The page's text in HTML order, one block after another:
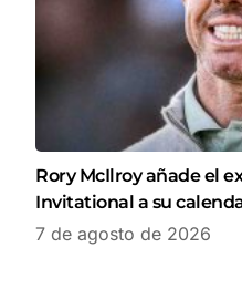
Rory McIlroy añade el
Invitational a su
7 de agosto de 2026